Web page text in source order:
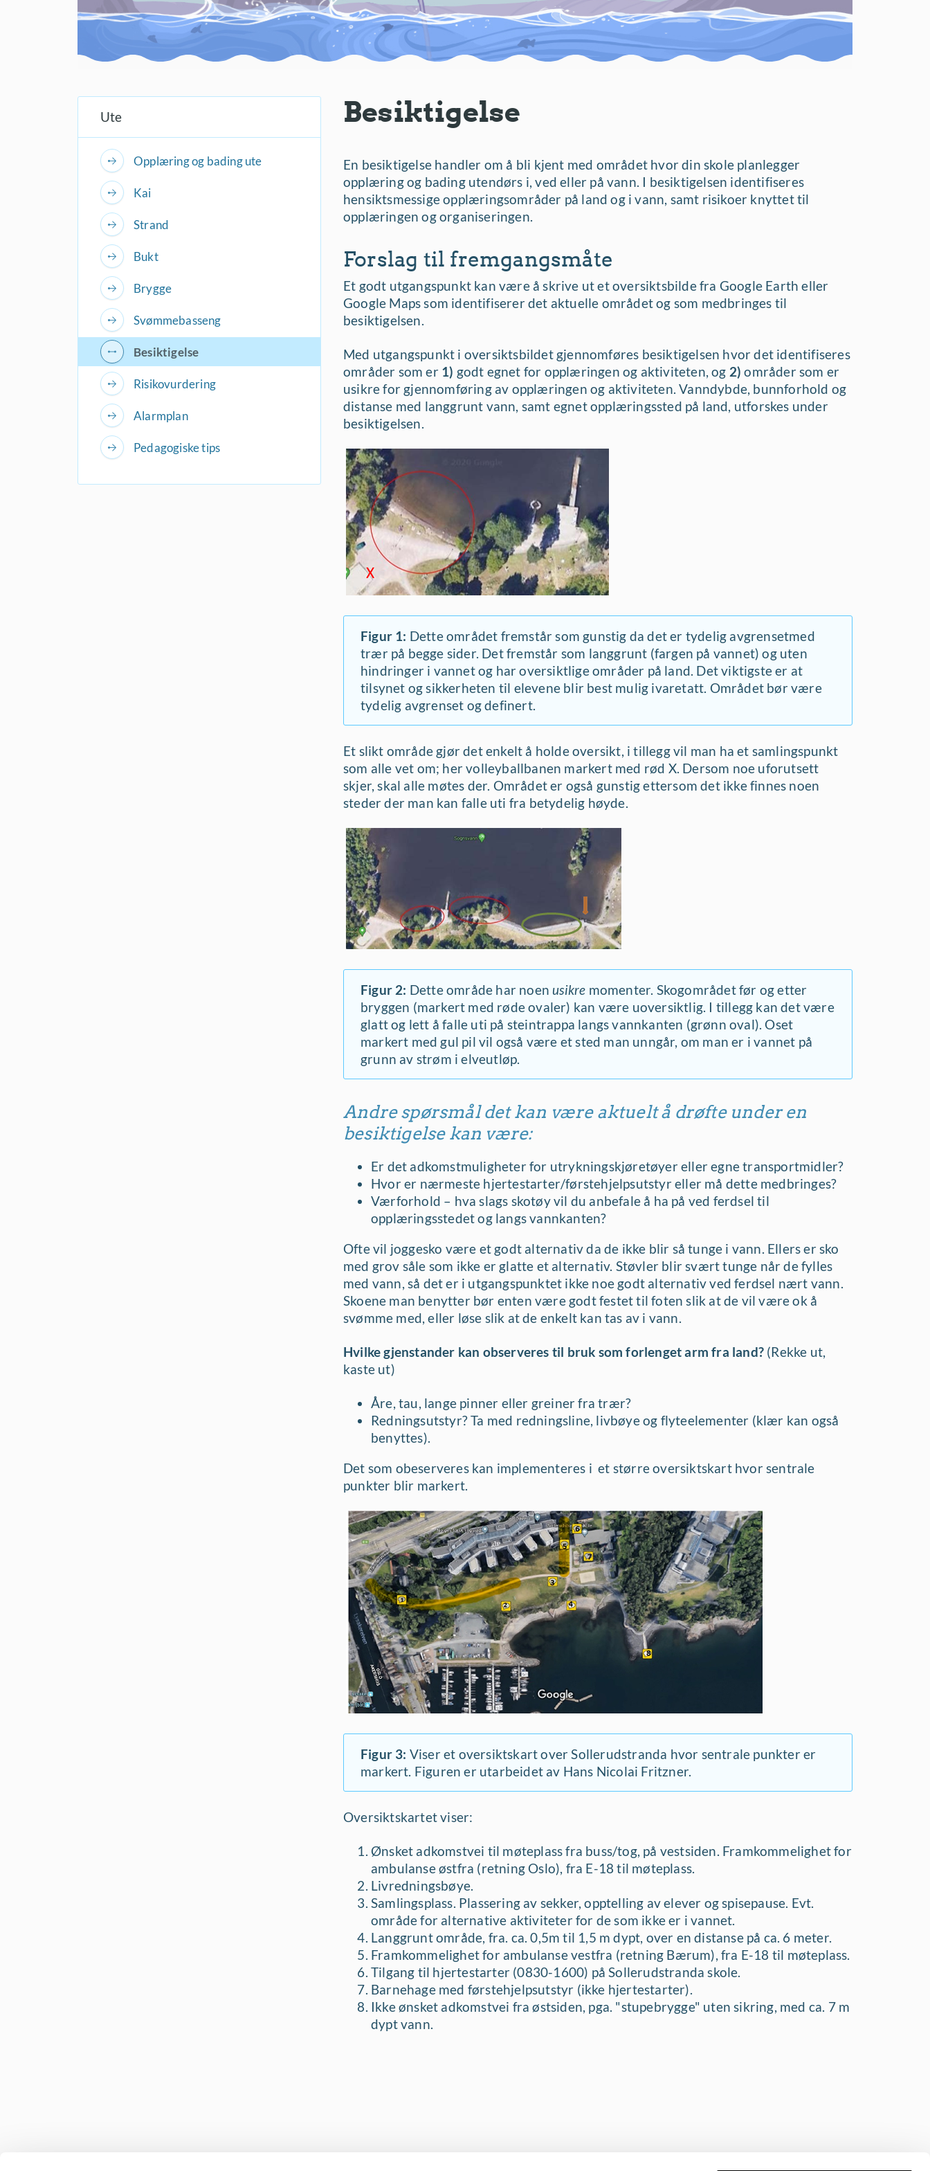
Ute
Opplæring og bading ute
Kai
Strand
Bukt
Brygge
Svømmebasseng
Besiktigelse
Risikovurdering
Alarmplan
Pedagogiske tips
Besiktigelse
En besiktigelse handler om å bli kjent med området hvor din skole planlegger
opplæring og bading utendørs i, ved eller på vann. I besiktigelsen identifiseres
hensiktsmessige opplæringsområder på land og i vann, samt risikoer knyttet til
opplæringen og organiseringen.
Forslag til fremgangsmåte
Et godt utgangspunkt kan være å skrive ut et oversiktsbilde fra Google Earth eller
Google Maps som identifiserer det aktuelle området og som medbringes til
besiktigelsen.
Med utgangspunkt i oversiktsbildet gjennomføres besiktigelsen hvor det identifiseres
områder som er 1) godt egnet for opplæringen og aktiviteten, og 2) områder som er
usikre for gjennomføring av opplæringen og aktiviteten.Vanndybde, bunnforhold og
distanse med langgrunt vann, samt egnet opplæringssted på land, utforskes under
besiktigelsen.
Figur 1: Dette området fremstår som gunstig da det er tydelig avgrensetmed
trær på begge sider. Det fremstår som langgrunt (fargen på vannet) og uten
hindringer i vannet og har oversiktlige områder på land. Det viktigste er at
tilsynet og sikkerheten til elevene blir best mulig ivaretatt. Området bør være
tydelig avgrenset og definert.
Et slikt område gjør det enkelt å holde oversikt, i tillegg vil man ha et samlingspunkt
som alle vet om; her volleyballbanen markert med rød X. Dersom noe uforutsett
skjer, skal alle møtes der. Området er også gunstig ettersom det ikke finnes noen
steder der man kan falle uti fra betydelig høyde.
Figur 2: Dette område har noen usikre momenter. Skogområdet før og etter
bryggen (markert med røde ovaler) kan være uoversiktlig. I tillegg kan det være
glatt og lett å falle uti på steintrappa langs vannkanten (grønn oval). Oset
markert med gul pil vil også være et sted man unngår, om man er i vannet på
grunn av strøm i elveutløp.
Andre spørsmål det kan være aktuelt å drøfte under en
besiktigelse kan være:
Er det adkomstmuligheter for utrykningskjøretøyer eller egne transportmidler?
Hvor er nærmeste hjertestarter/førstehjelpsutstyr eller må dette medbringes?
Værforhold – hva slags skotøy vil du anbefale å ha på ved ferdsel til
opplæringsstedet og langs vannkanten?
Ofte vil joggesko være et godt alternativ da de ikke blir så tunge i vann. Ellers er sko
med grov såle som ikke er glatte et alternativ. Støvler blir svært tunge når de fylles
med vann, så det er i utgangspunktet ikke noe godt alternativ ved ferdsel nært vann.
Skoene man benytter bør enten være godt festet til foten slik at de vil være ok å
svømme med, eller løse slik at de enkelt kan tas av i vann.
Hvilke gjenstander kan observeres til bruk som forlenget arm fra land? (Rekke ut,
kaste ut)
Åre, tau, lange pinner eller greiner fra trær?
Redningsutstyr? Ta med redningsline, livbøye og flyteelementer (klær kan også
benyttes).
Det som obeserveres kan implementeres i et større oversiktskart hvor sentrale
punkter blir markert.
Figur 3: Viser et oversiktskart over Sollerudstranda hvor sentrale punkter er
markert. Figuren er utarbeidet av Hans Nicolai Fritzner.
Oversiktskartet viser:
Ønsket adkomstvei til møteplass fra buss/tog, på vestsiden. Framkommelighet for
ambulanse østfra (retning Oslo), fra E-18 til møteplass.
Livredningsbøye.
Samlingsplass. Plassering av sekker, opptelling av elever og spisepause. Evt.
område for alternative aktiviteter for de som ikke er i vannet.
Langgrunt område, fra. ca. 0,5m til 1,5 m dypt, over en distanse på ca. 6 meter.
Framkommelighet for ambulanse vestfra (retning Bærum), fra E-18 til møteplass.
Tilgang til hjertestarter (0830-1600) på Sollerudstranda skole.
Barnehage med førstehjelpsutstyr (ikke hjertestarter).
Ikke ønsket adkomstvei fra østsiden, pga. "stupebrygge" uten sikring, med ca. 7 m
dypt vann.